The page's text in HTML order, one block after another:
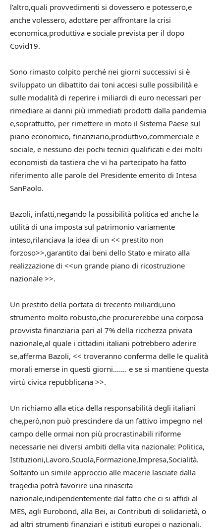
l’altro,quali provvedimenti si dovessero e potessero,e
anche volessero, adottare per affrontare la crisi
economica,produttiva e sociale prevista per il dopo
Covid19.
Sono rimasto colpito perché nei giorni successivi si è
sviluppato un dibattito dai toni accesi sulle possibilità e
sulle modalità di reperire i miliardi di euro necessari per
rimediare ai danni più immediati prodotti dalla pandemia
e,soprattutto, per rimettere in moto il Sistema Paese sul
piano economico, finanziario,produttivo,commerciale e
sociale, e nessuno dei pochi tecnici qualificati e dei molti
economisti da tastiera che vi ha partecipato ha fatto
riferimento alle parole del Presidente emerito di Intesa
SanPaolo.
Bazoli, infatti,negando la possibilità politica ed anche la
utilità di una imposta sul patrimonio variamente
inteso,rilanciava la idea di un << prestito non
forzoso>>,garantito dai beni dello Stato e mirato alla
realizzazione di <<un grande piano di ricostruzione
nazionale >>.
Un prestito della portata di trecento miliardi,uno
strumento molto robusto,che procurerebbe una corposa
provvista finanziaria pari al 7% della ricchezza privata
nazionale,al quale i cittadini italiani potrebbero aderire
se,afferma Bazoli, << troveranno conferma delle le qualità
morali emerse in questi giorni……. e se si mantiene questa
virtù civica repubblicana >>.
Un richiamo alla etica della responsabilità degli italiani
che,però,non può prescindere da un fattivo impegno nel
campo delle ormai non più procrastinabili riforme
necessarie nei diversi ambiti della vita nazionale: Politica,
Istituzioni,Lavoro,Scuola,Formazione,Impresa,Socialità.
Soltanto un simile approccio alle macerie lasciate dalla
tragedia potrà favorire una rinascita
nazionale,indipendentemente dal fatto che ci si affidi al
MES, agli Eurobond, alla Bei, ai Contributi di solidarietà, o
ad altri strumenti finanziari e istituti europei o nazionali.